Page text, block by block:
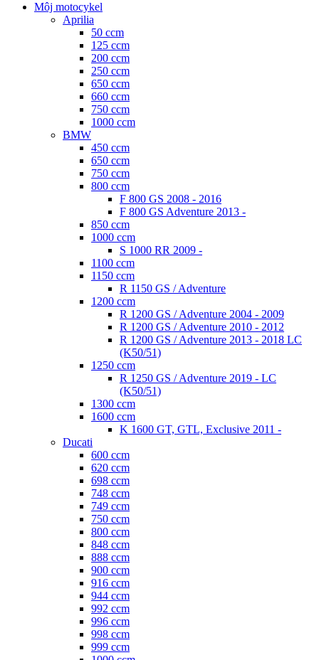
Môj motocykel
Aprilia
50 ccm
125 ccm
200 ccm
250 ccm
650 ccm
660 ccm
750 ccm
1000 ccm
BMW
450 ccm
650 ccm
750 ccm
800 ccm
F 800 GS 2008 - 2016
F 800 GS Adventure 2013 -
850 ccm
1000 ccm
S 1000 RR 2009 -
1100 ccm
1150 ccm
R 1150 GS / Adventure
1200 ccm
R 1200 GS / Adventure 2004 - 2009
R 1200 GS / Adventure 2010 - 2012
R 1200 GS / Adventure 2013 - 2018 LC
(K50/51)
1250 ccm
R 1250 GS / Adventure 2019 - LC
(K50/51)
1300 ccm
1600 ccm
K 1600 GT, GTL, Exclusive 2011 -
Ducati
600 ccm
620 ccm
698 ccm
748 ccm
749 ccm
750 ccm
800 ccm
848 ccm
888 ccm
900 ccm
916 ccm
944 ccm
992 ccm
996 ccm
998 ccm
999 ccm